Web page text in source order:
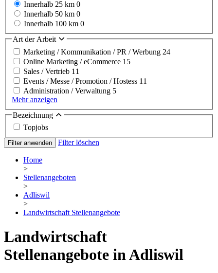
Innerhalb 25 km 0
Innerhalb 50 km 0
Innerhalb 100 km 0
Art der Arbeit
Marketing / Kommunikation / PR / Werbung 24
Online Marketing / eCommerce 15
Sales / Vertrieb 11
Events / Messe / Promotion / Hostess 11
Administration / Verwaltung 5
Mehr anzeigen
Bezeichnung
Topjobs
Filter anwenden Filter löschen
Home
>
Stellenangeboten
>
Adliswil
>
Landwirtschaft Stellenangebote
Landwirtschaft
Stellenangebote in Adliswil